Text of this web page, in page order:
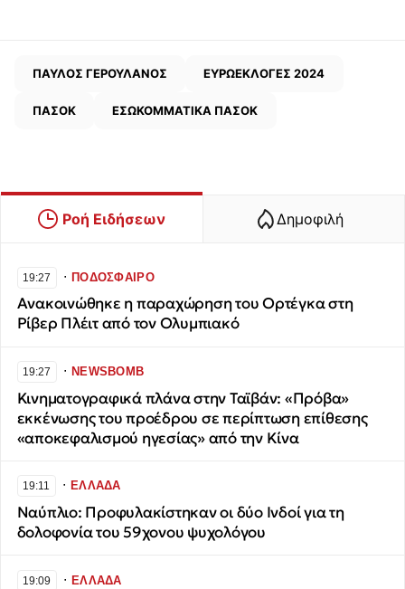
ΠΑΥΛΟΣ ΓΕΡΟΥΛΑΝΟΣ ΕΥΡΩΕΚΛΟΓΕΣ 2024
ΠΑΣΟΚ ΕΣΩΚΟΜΜΑΤΙΚΑ ΠΑΣΟΚ
Ροή Ειδήσεων Δημοφιλή
19:27 ∙ΠΟΔΟΣΦΑΙΡΟ
Ανακοινώθηκε η παραχώρηση του Ορτέγκα στη
Ρίβερ Πλέιτ από τον Ολυμπιακό
19:27 ∙NEWSBOMB
Κινηματογραφικά πλάνα στην Ταϊβάν: «Πρόβα»
εκκένωσης του προέδρου σε περίπτωση επίθεσης
«αποκεφαλισμού ηγεσίας» από την Κίνα
19:11 ∙ΕΛΛΑΔΑ
Ναύπλιο: Προφυλακίστηκαν οι δύο Ινδοί για τη
δολοφονία του 59χονου ψυχολόγου
19:09 ∙ΕΛΛΑΔΑ